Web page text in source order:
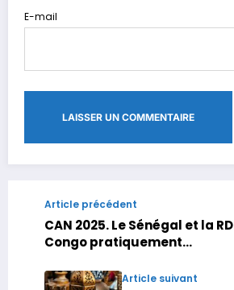
E-mail
Article précédent
CAN 2025. Le Sénégal et la RD
Congo pratiquement
finale après leur match nul à
Article suivant